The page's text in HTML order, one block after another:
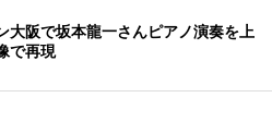
大阪で坂本龍一さんピアノ演奏を上
で再現